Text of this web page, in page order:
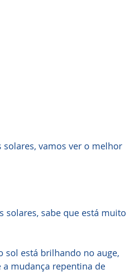
vamos ver o melhor
solares, sabe que está muito
sol está brilhando no auge,
mudança repentina de